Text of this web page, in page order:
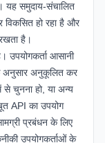
यह समुदाय-संचालित
विकसित हो रहा है और
है।
आसानी
अनुसार अनुकूलित कर
चुनना हो, या अन्य
API का उपयोग
प्रबंधन के लिए
उपयोगकर्ताओं के